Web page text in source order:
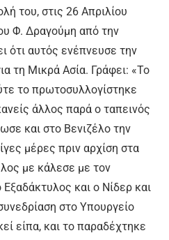
του, στις 26 Απριλίου
Φ. Δραγούμη από την
ότι αυτός ενέπνευσε την
τη Μικρά Ασία. Γράφει: «Το
το πρωτοσυλλογίστηκε
άλλος παρά ο ταπεινός
και στο Βενιζέλο την
μέρες πριν αρχίση στα
με κάλεσε με τον
και ο Νίδερ και
στο Υπουργείο
είπα, και το παραδέχτηκε